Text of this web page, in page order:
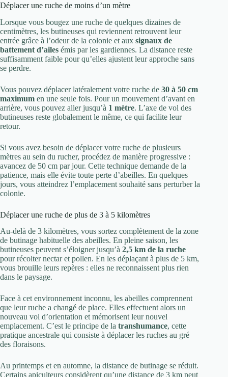
Déplacer une ruche de moins d’un mètre
Lorsque vous bougez une ruche de quelques dizaines de
centimètres, les butineuses qui reviennent retrouvent leur
entrée grâce à l’odeur de la colonie et aux signaux de
battement d’ailes émis par les gardiennes. La distance reste
suffisamment faible pour qu’elles ajustent leur approche sans
se perdre.
Vous pouvez déplacer latéralement votre ruche de 30 à 50 cm
maximum en une seule fois. Pour un mouvement d’avant en
arrière, vous pouvez aller jusqu’à 1 mètre. L’axe de vol des
butineuses reste globalement le même, ce qui facilite leur
retour.
Si vous avez besoin de déplacer votre ruche de plusieurs
mètres au sein du rucher, procédez de manière progressive :
avancez de 50 cm par jour. Cette technique demande de la
patience, mais elle évite toute perte d’abeilles. En quelques
jours, vous atteindrez l’emplacement souhaité sans perturber la
colonie.
Déplacer une ruche de plus de 3 à 5 kilomètres
Au-delà de 3 kilomètres, vous sortez complètement de la zone
de butinage habituelle des abeilles. En pleine saison, les
butineuses peuvent s’éloigner jusqu’à 2,5 km de la ruche
pour récolter nectar et pollen. En les déplaçant à plus de 5 km,
vous brouille leurs repères : elles ne reconnaissent plus rien
dans le paysage.
Face à cet environnement inconnu, les abeilles comprennent
que leur ruche a changé de place. Elles effectuent alors un
nouveau vol d’orientation et mémorisent leur nouvel
emplacement. C’est le principe de la transhumance, cette
pratique ancestrale qui consiste à déplacer les ruches au gré
des floraisons.
Au printemps et en automne, la distance de butinage se réduit.
Certains apiculteurs considèrent qu’une distance de 3 km peut